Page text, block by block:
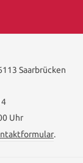
Saarbrücken
Uhr
.